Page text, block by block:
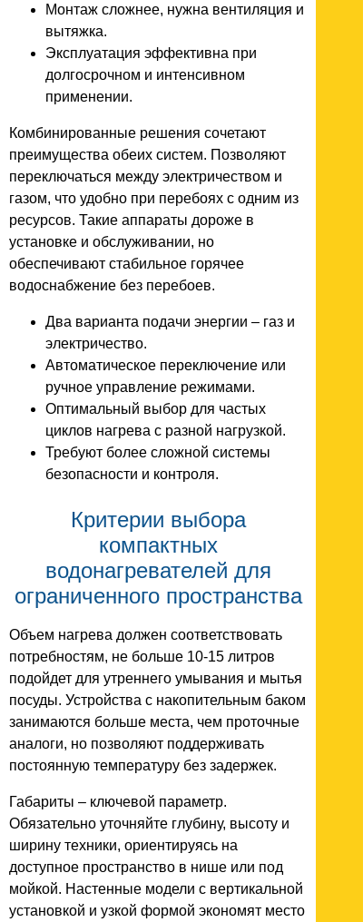
Монтаж сложнее, нужна вентиляция и
вытяжка.
Эксплуатация эффективна при
долгосрочном и интенсивном
применении.
Комбинированные решения сочетают
преимущества обеих систем. Позволяют
переключаться между электричеством и
газом, что удобно при перебоях с одним из
ресурсов. Такие аппараты дороже в
установке и обслуживании, но
обеспечивают стабильное горячее
водоснабжение без перебоев.
Два варианта подачи энергии – газ и
электричество.
Автоматическое переключение или
ручное управление режимами.
Оптимальный выбор для частых
циклов нагрева с разной нагрузкой.
Требуют более сложной системы
безопасности и контроля.
Критерии выбора
компактных
водонагревателей для
ограниченного пространства
Объем нагрева должен соответствовать
потребностям, не больше 10-15 литров
подойдет для утреннего умывания и мытья
посуды. Устройства с накопительным баком
занимаются больше места, чем проточные
аналоги, но позволяют поддерживать
постоянную температуру без задержек.
Габариты – ключевой параметр.
Обязательно уточняйте глубину, высоту и
ширину техники, ориентируясь на
доступное пространство в нише или под
мойкой. Настенные модели с вертикальной
установкой и узкой формой экономят место